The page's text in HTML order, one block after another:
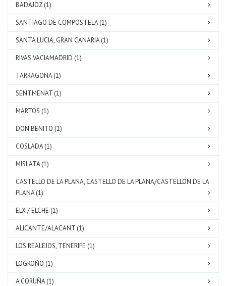
BADAJOZ (1)
SANTIAGO DE COMPOSTELA (1)
SANTA LUCIA, GRAN CANARIA (1)
RIVAS VACIAMADRID (1)
TARRAGONA (1)
SENTMENAT (1)
MARTOS (1)
DON BENITO (1)
COSLADA (1)
MISLATA (1)
CASTELLO DE LA PLANA, CASTELLO DE LA PLANA/CASTELLON DE LA
PLANA (1)
ELX / ELCHE (1)
ALICANTE/ALACANT (1)
LOS REALEJOS, TENERIFE (1)
LOGROÑO (1)
A CORUÑA (1)